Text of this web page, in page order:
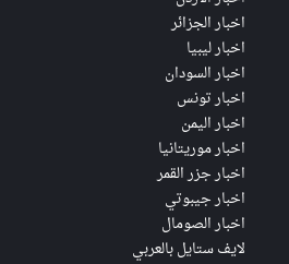
اخبار الجزائر
اخبار ليبيا
اخبار السودان
اخبار تونس
اخبار اليمن
اخبار موريتانيا
اخبار جزر القمر
اخبار جيبوتي
اخبار الصومال
لايف ستايل بالعربي